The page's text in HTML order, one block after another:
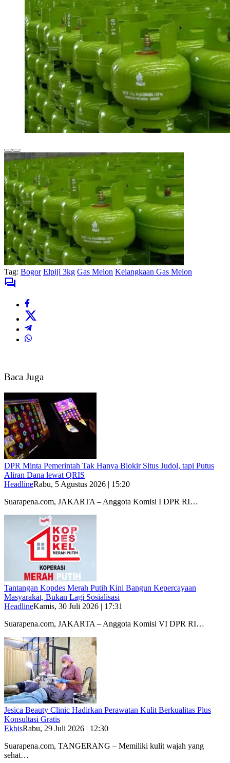
Tag: Bogor Elpiji 3kg Gas Melon Kelangkaan Gas Melon
Baca Juga
DPR Minta Pemerintah Tak Hanya Blokir Situs Judol, tapi Putus
Aliran Dana lewat QRIS
HeadlineRabu, 5 Agustus 2026 | 15:20
Suarapena.com, JAKARTA – Anggota Komisi I DPR RI…
Tantangan Kopdes Merah Putih Kini Bangun Kepercayaan
Masyarakat, Bukan Lagi Sosialisasi
HeadlineKamis, 30 Juli 2026 | 17:31
Suarapena.com, JAKARTA – Anggota Komisi VI DPR RI…
Jesica Beauty Clinic Hadirkan Perawatan Kulit Berkualitas Plus
Konsultasi Gratis
EkbisRabu, 29 Juli 2026 | 12:30
Suarapena.com, TANGERANG – Memiliki kulit wajah yang
sehat…